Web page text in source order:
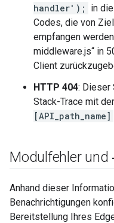
handler');
in
Codes, die von
empfangen
middleware.js“ in
Client
HTTP 404: Dieser
Stack-Trace mit
[API_path_name]
Modulfehler und
Anhand dieser
Benachrichtigungen
Bereitstellung Ihres